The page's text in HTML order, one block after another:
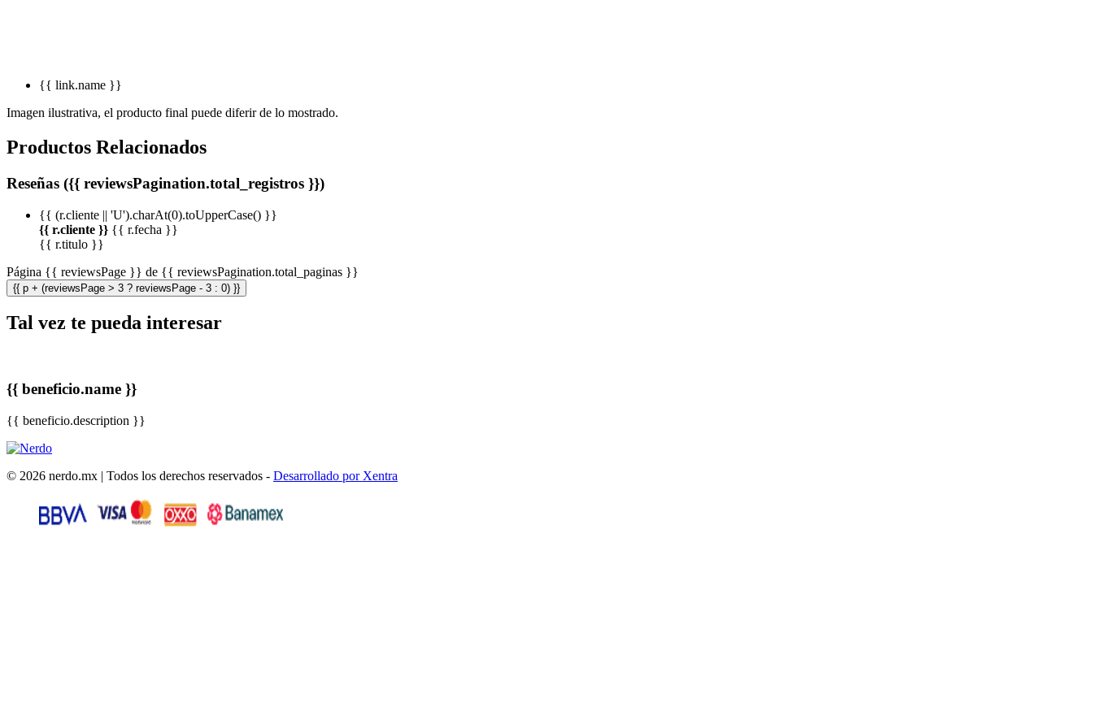
{{ link.name }}
Imagen ilustrativa, el producto final puede diferir de lo mostrado.
Productos Relacionados
Reseñas ({{ reviewsPagination.total_registros }})
{{ (r.cliente || 'U').charAt(0).toUpperCase() }}
{{ r.cliente }} {{ r.fecha }}
{{ r.titulo }}
Página {{ reviewsPage }} de {{ reviewsPagination.total_paginas }}
{{ p + (reviewsPage > 3 ? reviewsPage - 3 : 0) }}
Tal vez te pueda interesar
{{ beneficio.name }}
{{ beneficio.description }}
© 2026 nerdo.mx | Todos los derechos reservados - Desarrollado por Xentra